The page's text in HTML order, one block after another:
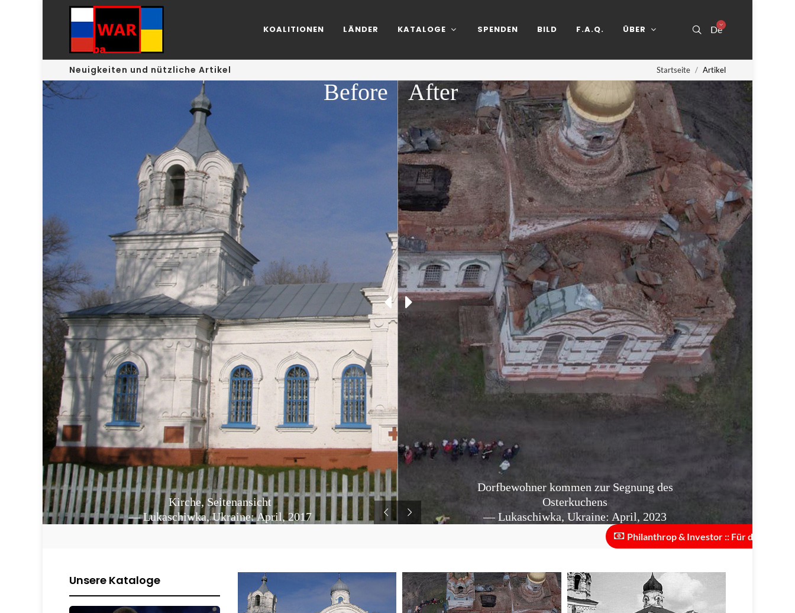
De
KOALITIONEN LÄNDER KATALOGE SPENDEN BILD F.A.Q. ÜBER
Neuigkeiten und nützliche Artikel Startseite Artikel
Dorfbewohner kommen zur Segnung des
Osterkuchens
— Lukaschiwka, Ukraine: April, 2023
After
Kirche, Seitenansicht
— Lukaschiwka, Ukraine: April, 2017
Before
Philanthrop & Investor :: Für die Skalierung
Unsere Kataloge